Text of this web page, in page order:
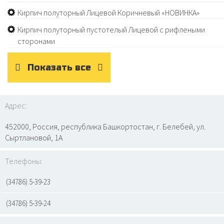
Кирпич полуторный Лицевой Коричневый «НОВИНКА»
Кирпич полуторный пустотелый Лицевой с рифлеными
сторонами
Показать все
Адрес:
452000, Россия, республика Башкортостан, г. Белебей, ул.
Сыртлановой, 1А
Телефоны:
(34786) 5-39-23
(34786) 5-39-24